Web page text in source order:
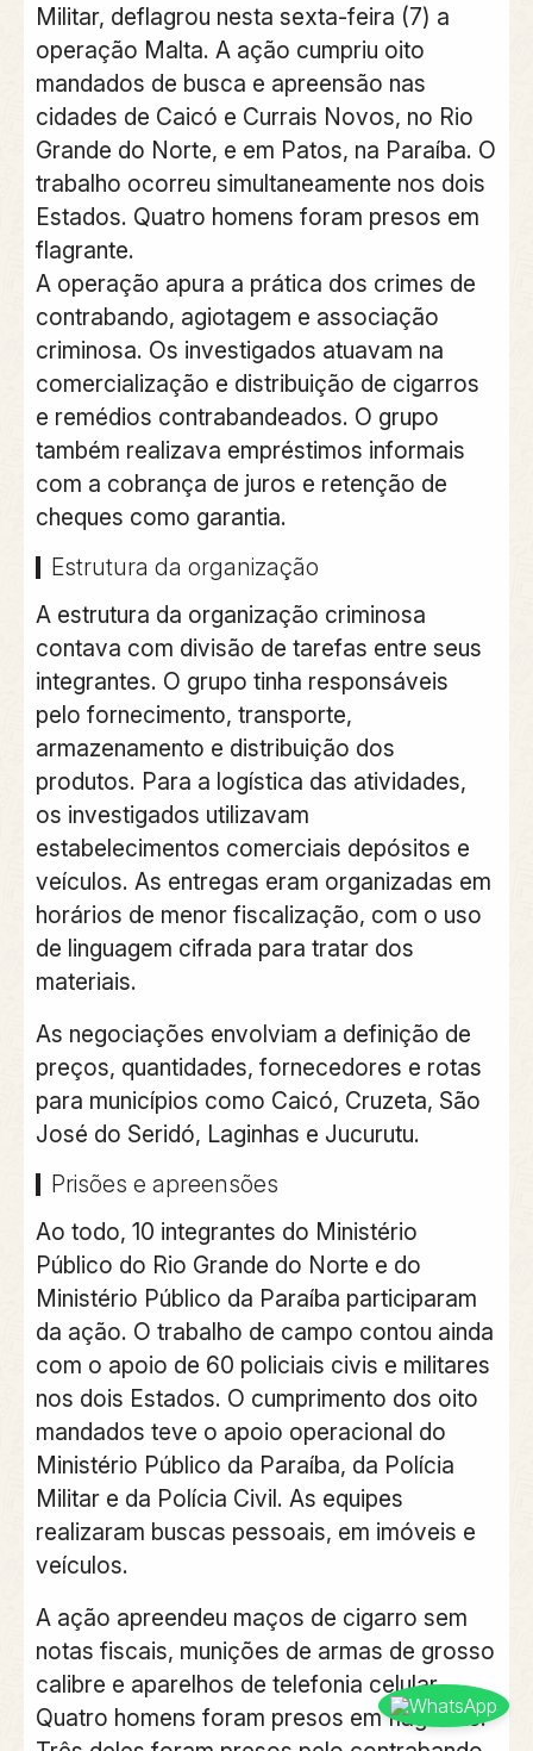
Militar, deflagrou nesta sexta-feira (7) a
operação Malta. A ação cumpriu oito
mandados de busca e apreensão nas
cidades de Caicó e Currais Novos, no Rio
Grande do Norte, e em Patos, na Paraíba. O
trabalho ocorreu simultaneamente nos dois
Estados. Quatro homens foram presos em
flagrante.
A operação apura a prática dos crimes de
contrabando, agiotagem e associação
criminosa. Os investigados atuavam na
comercialização e distribuição de cigarros
e remédios contrabandeados. O grupo
também realizava empréstimos informais
com a cobrança de juros e retenção de
cheques como garantia.
Estrutura da organização
A estrutura da organização criminosa
contava com divisão de tarefas entre seus
integrantes. O grupo tinha responsáveis
pelo fornecimento, transporte,
armazenamento e distribuição dos
produtos. Para a logística das atividades,
os investigados utilizavam
estabelecimentos comerciais depósitos e
veículos. As entregas eram organizadas em
horários de menor fiscalização, com o uso
de linguagem cifrada para tratar dos
materiais.
As negociações envolviam a definição de
preços, quantidades, fornecedores e rotas
para municípios como Caicó, Cruzeta, São
José do Seridó, Laginhas e Jucurutu.
Prisões e apreensões
Ao todo, 10 integrantes do Ministério
Público do Rio Grande do Norte e do
Ministério Público da Paraíba participaram
da ação. O trabalho de campo contou ainda
com o apoio de 60 policiais civis e militares
nos dois Estados. O cumprimento dos oito
mandados teve o apoio operacional do
Ministério Público da Paraíba, da Polícia
Militar e da Polícia Civil. As equipes
realizaram buscas pessoais, em imóveis e
veículos.
A ação apreendeu maços de cigarro sem
notas fiscais, munições de armas de grosso
calibre e aparelhos de telefonia celular.
Quatro homens foram presos em flagrante.